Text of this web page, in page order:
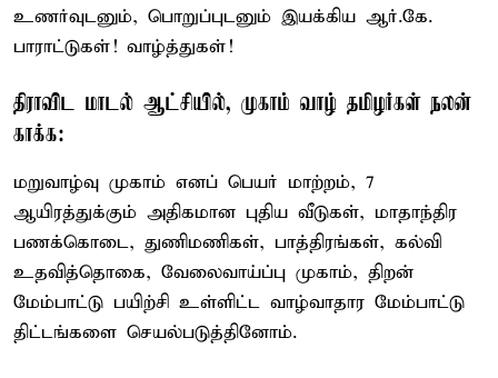
உணர்வுடனும், பொறுப்புடனும் இயக்கிய ஆர்.கே.
பாராட்டுகள்! வாழ்த்துகள்!
திராவிட மாடல் ஆட்சியில், முகாம் வாழ் தமிழர்கள் நலன்
காக்க:
மறுவாழ்வு முகாம் எனப் பெயர் மாற்றம், 7
ஆயிரத்துக்கும் அதிகமான புதிய வீடுகள், மாதாந்திர
பணக்கொடை, துணிமணிகள், பாத்திரங்கள், கல்வி
உதவித்தொகை, வேலைவாய்ப்பு முகாம், திறன்
மேம்பாட்டு பயிற்சி உள்ளிட்ட வாழ்வாதார மேம்பாட்டு
திட்டங்களை செயல்படுத்தினோம்.